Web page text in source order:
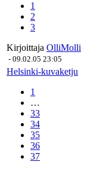
1
2
3
Kirjoittaja OlliMolli
- 09.02.05 23:05
Helsinki-kuvaketju
1
…
33
34
35
36
37